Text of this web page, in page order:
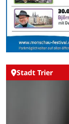
Stadt Trier